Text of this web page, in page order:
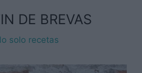
DE BREVAS
solo recetas